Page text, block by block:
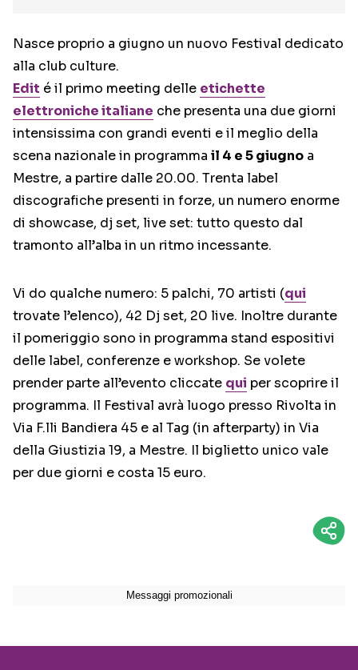
Nasce proprio a giugno un nuovo Festival dedicato
alla club culture.
Edit é il primo meeting delle etichette
elettroniche italiane che presenta una due giorni
intensissima con grandi eventi e il meglio della
scena nazionale in programma il 4 e 5 giugno a
Mestre, a partire dalle 20.00. Trenta label
discografiche presenti in forze, un numero enorme
di showcase, dj set, live set: tutto questo dal
tramonto all’alba in un ritmo incessante.
Vi do qualche numero: 5 palchi, 70 artisti (qui
trovate l’elenco), 42 Dj set, 20 live. Inoltre durante
il pomeriggio sono in programma stand espositivi
delle label, conferenze e workshop. Se volete
prender parte all’evento cliccate qui per scoprire il
programma. Il Festival avrà luogo presso Rivolta in
Via F.lli Bandiera 45 e al Tag (in afterparty) in Via
della Giustizia 19, a Mestre. Il biglietto unico vale
per due giorni e costa 15 euro.